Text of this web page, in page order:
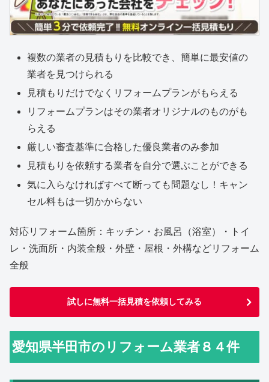
複数の業者の見積もりを比較でき、簡単に最安値の
業者を見つけられる
見積もりだけでなくリフォームプランがもらえる
リフォームプランはその業者オリジナルのものがも
らえる
厳しい審査基準に合格した優良業者のみ参加
見積もりを依頼する業者を自分で選ぶことができる
気に入らなければすべて断っても問題なし！キャン
セル料もは一切かからない
対応リフォーム箇所：キッチン・お風呂（浴室）・トイ
レ・洗面所・内装全般・外壁・屋根・外構などリフォーム
全般
試しに無料一括見積を依頼してみる
愛知県半田市のリフォーム業者８４件